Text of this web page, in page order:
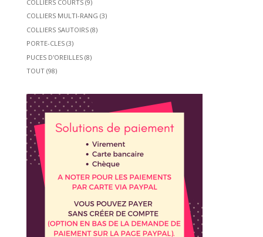
COLLIERS COURTS (9)
COLLIERS MULTI-RANG (3)
COLLIERS SAUTOIRS (8)
PORTE-CLES (3)
PUCES D'OREILLES (8)
TOUT (98)